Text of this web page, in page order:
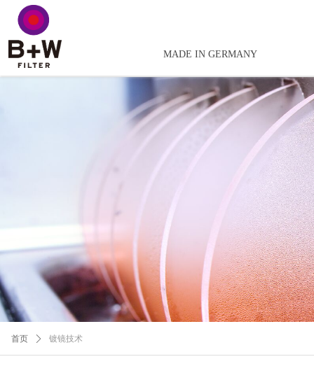
MADE IN GERMANY
首页 ꄲ 镀镜技术